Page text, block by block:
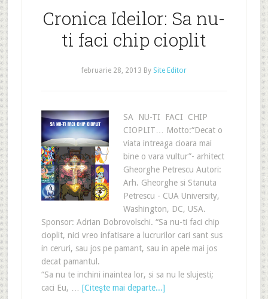
Cronica Ideilor: Sa nu-
ti faci chip cioplit
februarie 28, 2013 By Site Editor
SA NU-TI FACI CHIP
CIOPLIT… Motto:“Decat o
viata intreaga cioara mai
bine o vara vultur”- arhitect
Gheorghe Petrescu Autori:
Arh. Gheorghe si Stanuta
Petrescu - CUA University,
Washington, DC, USA.
Sponsor: Adrian Dobrovolschi. “Sa nu-ti faci chip
cioplit, nici vreo infatisare a lucrurilor cari sant sus
in ceruri, sau jos pe pamant, sau in apele mai jos
decat pamantul.
“Sa nu te inchini inaintea lor, si sa nu le slujesti;
caci Eu, … [Citeşte mai departe...]